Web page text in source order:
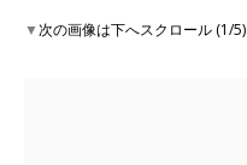
▼次の画像は下へスクロール (1/5)